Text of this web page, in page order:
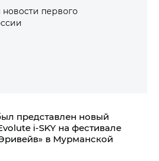
первого
представлен новый
i‑SKY на фестивале
в Мурманской